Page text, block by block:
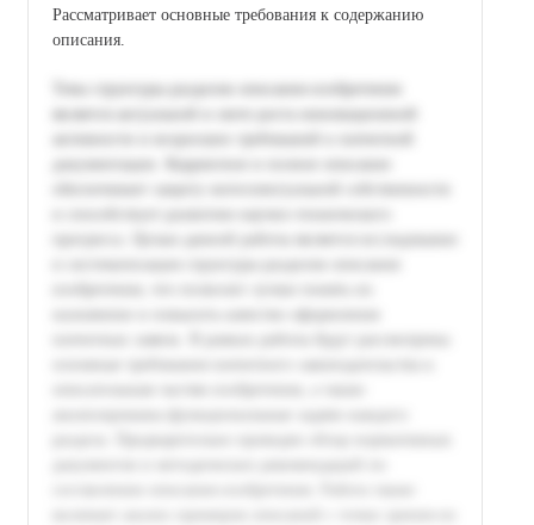
Рассматривает основные требования к содержанию
описания.